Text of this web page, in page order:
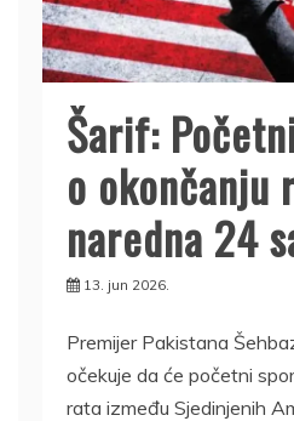
Šarif:
o okončanju
naredna 24
13. jun 2026.
Premijer Pakistana
očekuje da će početni
rata između Sjedinjenih